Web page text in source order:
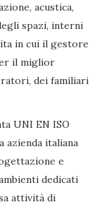
acustica,
spazi, interni
in cui il gestore
il miglior
dei familiari
UNI EN ISO
azienda italiana
e
dedicati
attività di